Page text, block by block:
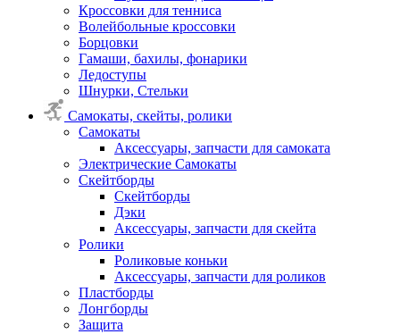
Кроссовки для тенниса
Волейбольные кроссовки
Борцовки
Гамаши, бахилы, фонарики
Ледоступы
Шнурки, Стельки
Самокаты, скейты, ролики
Самокаты
Аксессуары, запчасти для самоката
Электрические Самокаты
Скейтборды
Скейтборды
Дэки
Аксессуары, запчасти для скейта
Ролики
Роликовые коньки
Аксессуары, запчасти для роликов
Пластборды
Лонгборды
Защита